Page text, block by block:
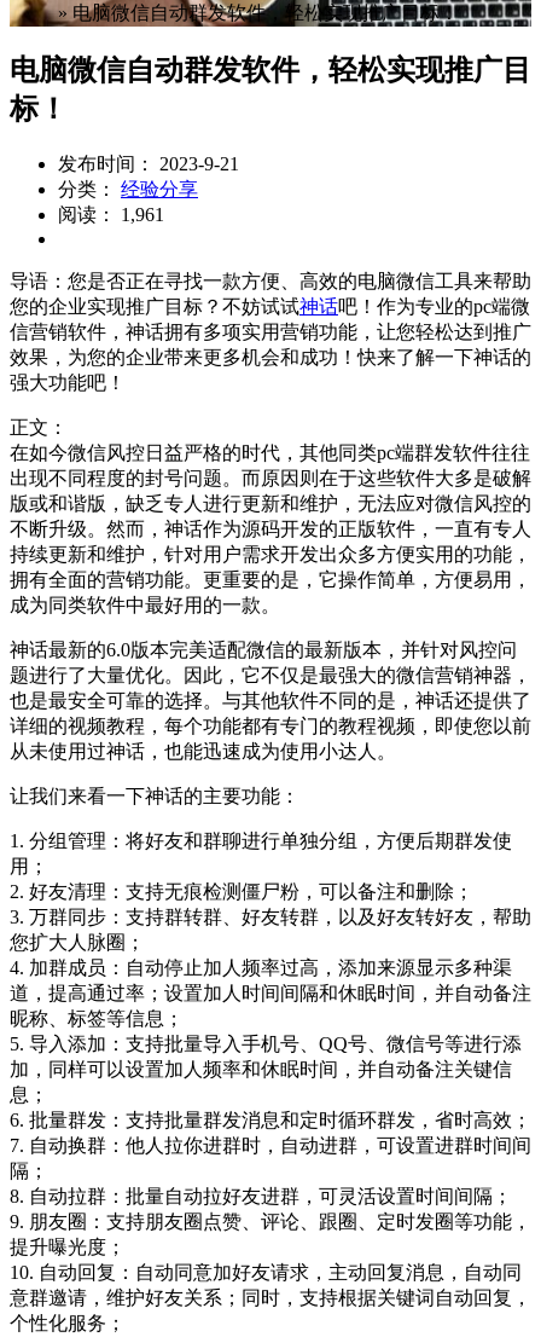
» 电脑微信自动群发软件，轻松实现推广目标！
电脑微信自动群发软件，轻松实现推广目
标！
发布时间： 2023-9-21
分类： 经验分享
阅读： 1,961
导语：您是否正在寻找一款方便、高效的电脑微信工具来帮助
您的企业实现推广目标？不妨试试神话吧！作为专业的pc端微
信营销软件，神话拥有多项实用营销功能，让您轻松达到推广
效果，为您的企业带来更多机会和成功！快来了解一下神话的
强大功能吧！
正文：
在如今微信风控日益严格的时代，其他同类pc端群发软件往往
出现不同程度的封号问题。而原因则在于这些软件大多是破解
版或和谐版，缺乏专人进行更新和维护，无法应对微信风控的
不断升级。然而，神话作为源码开发的正版软件，一直有专人
持续更新和维护，针对用户需求开发出众多方便实用的功能，
拥有全面的营销功能。更重要的是，它操作简单，方便易用，
成为同类软件中最好用的一款。
神话最新的6.0版本完美适配微信的最新版本，并针对风控问
题进行了大量优化。因此，它不仅是最强大的微信营销神器，
也是最安全可靠的选择。与其他软件不同的是，神话还提供了
详细的视频教程，每个功能都有专门的教程视频，即使您以前
从未使用过神话，也能迅速成为使用小达人。
让我们来看一下神话的主要功能：
1. 分组管理：将好友和群聊进行单独分组，方便后期群发使
用；
2. 好友清理：支持无痕检测僵尸粉，可以备注和删除；
3. 万群同步：支持群转群、好友转群，以及好友转好友，帮助
您扩大人脉圈；
4. 加群成员：自动停止加人频率过高，添加来源显示多种渠
道，提高通过率；设置加人时间间隔和休眠时间，并自动备注
昵称、标签等信息；
5. 导入添加：支持批量导入手机号、QQ号、微信号等进行添
加，同样可以设置加人频率和休眠时间，并自动备注关键信
息；
6. 批量群发：支持批量群发消息和定时循环群发，省时高效；
7. 自动换群：他人拉你进群时，自动进群，可设置进群时间间
隔；
8. 自动拉群：批量自动拉好友进群，可灵活设置时间间隔；
9. 朋友圈：支持朋友圈点赞、评论、跟圈、定时发圈等功能，
提升曝光度；
10. 自动回复：自动同意加好友请求，主动回复消息，自动同
意群邀请，维护好友关系；同时，支持根据关键词自动回复，
个性化服务；